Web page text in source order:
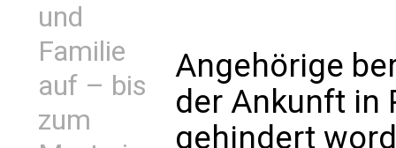
und
Familie
auf – bis
zum
Angehörige
der Ankunft in
gehindert